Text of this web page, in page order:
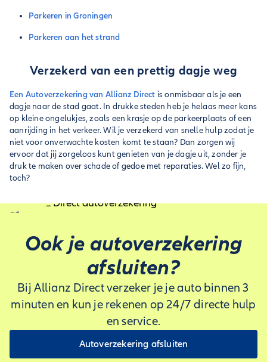
Parkeren in Groningen
Parkeren aan het strand
Verzekerd van een prettig dagje weg
Een Autoverzekering van Allianz Direct is onmisbaar als je een
dagje naar de stad gaat. In drukke steden heb je helaas meer kans
op kleine ongelukjes, zoals een krasje op de parkeerplaats of een
aanrijding in het verkeer. Wil je verzekerd van snelle hulp zodat je
niet voor onverwachte kosten komt te staan? Dan zorgen wij
ervoor dat jij zorgeloos kunt genieten van je dagje uit, zonder je
druk te maken over schade of gedoe met reparaties. Wel zo fijn,
toch?
Ook je autoverzekering
afsluiten?
Bij Allianz Direct verzeker je je auto binnen 3
minuten en kun je rekenen op 24/7 directe hulp
en service.
Autoverzekering afsluiten